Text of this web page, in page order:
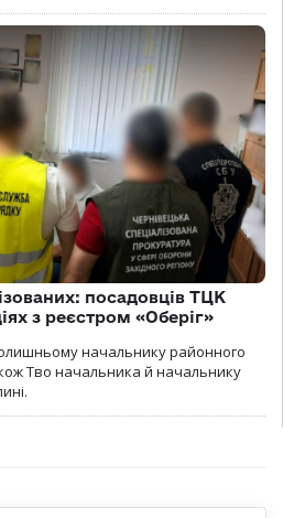
посадовців ТЦК
з реєстром «Оберіг»
начальнику районного
Тво начальника й начальнику